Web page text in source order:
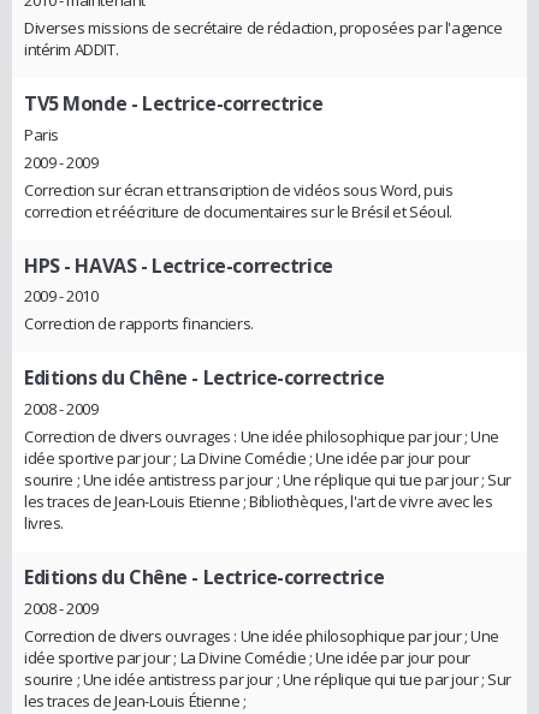
Diverses missions de secrétaire de rédaction, proposées par l'agence
intérim ADDIT.
TV5 Monde - Lectrice-correctrice
Paris
2009 - 2009
Correction sur écran et transcription de vidéos sous Word, puis
correction et réécriture de documentaires sur le Brésil et Séoul.
HPS - HAVAS- Lectrice-correctrice
2009 - 2010
Correction de rapports financiers.
Editions du Chêne - Lectrice-correctrice
2008 - 2009
Correction de divers ouvrages : Une idée philosophique par jour ; Une
idée sportive par jour ; La Divine Comédie ; Une idée par jour pour
sourire ; Une idée antistress par jour ; Une réplique qui tue par jour ; Sur
les traces de Jean-Louis Etienne ; Bibliothèques, l'art de vivre avec les
livres.
Editions du Chêne - Lectrice-correctrice
2008 - 2009
Correction de divers ouvrages : Une idée philosophique par jour ; Une
idée sportive par jour ; La Divine Comédie ; Une idée par jour pour
sourire ; Une idée antistress par jour ; Une réplique qui tue par jour ; Sur
les traces de Jean-Louis Étienne ;